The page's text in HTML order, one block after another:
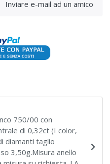
Inviare e-mail ad un amico
750/00 con
di 0,32ct (I color,
diamanti taglio
3,50g.Misura anello